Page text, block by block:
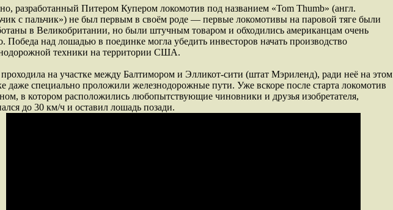
разработанный Питером Купером локомотив под названием «Tom Thumb» (англ.
с пальчик») не был первым в своём роде — первые локомотивы на паровой тяге были
в Великобритании, но были штучным товаром и обходились американцам очень
Победа над лошадью в поединке могла убедить инвесторов начать производство
техники на территории США.
на участке между Балтимором и Элликот-сити (штат Мэриленд), ради неё на этом
даже специально проложили железнодорожные пути. Уже вскоре после старта локомотив
в котором расположились любопытствующие чиновники и друзья изобретателя,
до 30 км/ч и оставил лошадь позади.